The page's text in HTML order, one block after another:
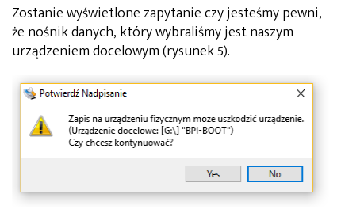
Zostanie wyświetlone zapytanie czy jesteśmy pewni,
że nośnik danych, który wybraliśmy jest naszym
urządzeniem docelowym (rysunek 5).